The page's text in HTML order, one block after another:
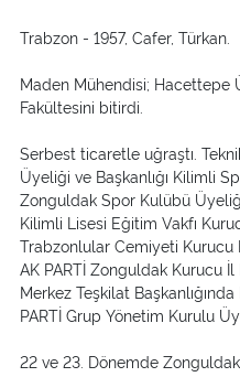
Trabzon - 1957, Cafer, Türkan.
Maden Mühendisi; Hacettepe
Fakültesini bitirdi.
Serbest ticaretle uğraştı.
Üyeliği ve Başkanlığı Kilimli
Zonguldak Spor Kulübü
Kilimli Lisesi Eğitim Vakfı
Trabzonlular Cemiyeti Kurucu
AK PARTİ Zonguldak Kurucu İl
Merkez Teşkilat
PARTİ Grup Yönetim Kurulu
22 ve 23. Dönemde